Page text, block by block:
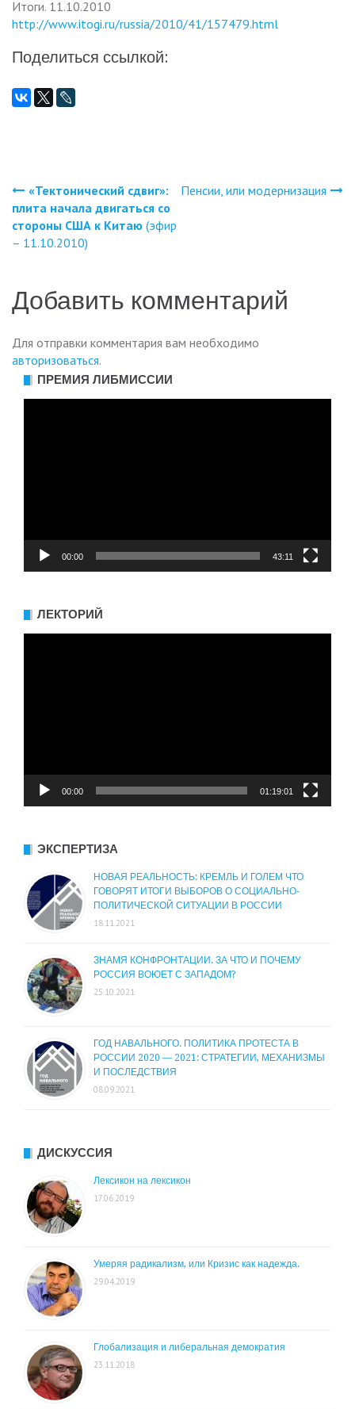
Итоги. 11.10.2010
http://www.itogi.ru/russia/2010/41/157479.html
Поделиться ссылкой:
Навигация
по
записям
«Тектонический сдвиг»:
плита начала двигаться со
стороны США к Китаю (эфир
– 11.10.2010)
Пенсии, или модернизация
Добавить комментарий
Для отправки комментария вам необходимо
авторизоваться.
ПРЕМИЯ ЛИБМИССИИ
00:00 43:11
ЛЕКТОРИЙ
00:00 01:19:01
ЭКСПЕРТИЗА
НОВАЯ РЕАЛЬНОСТЬ: КРЕМЛЬ И ГОЛЕМ ЧТО
ГОВОРЯТ ИТОГИ ВЫБОРОВ О СОЦИАЛЬНО-
ПОЛИТИЧЕСКОЙ СИТУАЦИИ В РОССИИ
18.11.2021
ЗНАМЯ КОНФРОНТАЦИИ. ЗА ЧТО И ПОЧЕМУ
РОССИЯ ВОЮЕТ С ЗАПАДОМ?
25.10.2021
ГОД НАВАЛЬНОГО. ПОЛИТИКА ПРОТЕСТА В
РОССИИ 2020 — 2021: СТРАТЕГИИ, МЕХАНИЗМЫ
И ПОСЛЕДСТВИЯ
08.09.2021
ДИСКУССИЯ
Лексикон на лексикон
17.06.2019
Умеряя радикализм, или Кризис как надежда.
29.04.2019
Глобализация и либеральная демократия
23.11.2018